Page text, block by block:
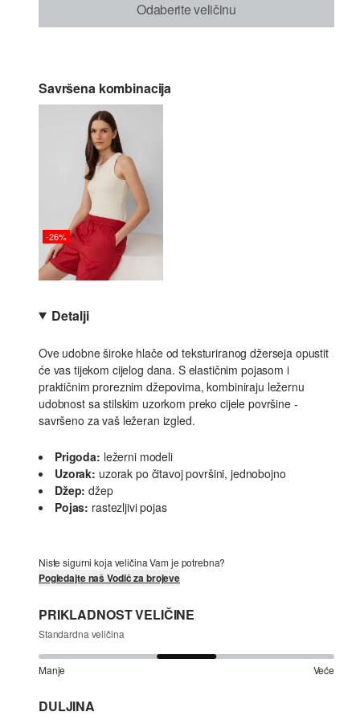
Odaberite veličinu
Savršena kombinacija
-26%
Detalji
Ove udobne široke hlače od teksturiranog džerseja opustit
će vas tijekom cijelog dana. S elastičnim pojasom i
praktičnim proreznim džepovima, kombiniraju ležernu
udobnost sa stilskim uzorkom preko cijele površine -
savršeno za vaš ležeran izgled.
Prigoda: ležerni modeli
Uzorak: uzorak po čitavoj površini, jednobojno
Džep: džep
Pojas: rastezljivi pojas
Niste sigurni koja veličina Vam je potrebna?
Pogledajte naš Vodič za brojeve
PRIKLADNOST VELIČINE
Standardna veličina
Manje Veće
DULJINA